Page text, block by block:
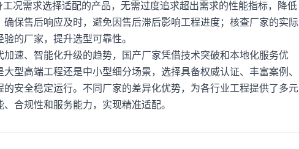
工况需求选择适配的产品，无需过度追求超出需求的性能指标，降低
保售后响应及时，避免因售后滞后影响工程进度；核查厂家的实际
的厂家，提升选型可靠性。
加速、智能化升级的趋势，国产厂家凭借技术突破和本地化服务优
型高端工程还是中小型细分场景，选择具备权威认证、丰富案例、
安全稳定运行。不同厂家的差异化优势，为各行业工程提供了多元
合规性和服务能力，实现精准适配。